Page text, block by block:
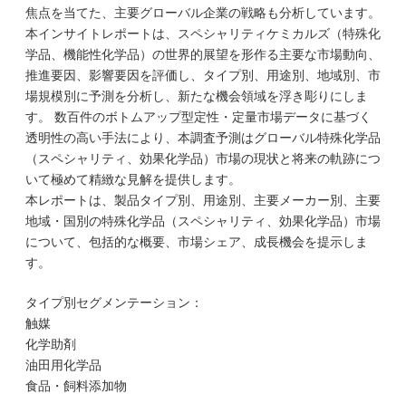
焦点を当てた、主要グローバル企業の戦略も分析しています。
本インサイトレポートは、スペシャリティケミカルズ（特殊化
学品、機能性化学品）の世界的展望を形作る主要な市場動向、
推進要因、影響要因を評価し、タイプ別、用途別、地域別、市
場規模別に予測を分析し、新たな機会領域を浮き彫りにしま
す。 数百件のボトムアップ型定性・定量市場データに基づく
透明性の高い手法により、本調査予測はグローバル特殊化学品
（スペシャリティ、効果化学品）市場の現状と将来の軌跡につ
いて極めて精緻な見解を提供します。
本レポートは、製品タイプ別、用途別、主要メーカー別、主要
地域・国別の特殊化学品（スペシャリティ、効果化学品）市場
について、包括的な概要、市場シェア、成長機会を提示しま
す。
タイプ別セグメンテーション：
触媒
化学助剤
油田用化学品
食品・飼料添加物